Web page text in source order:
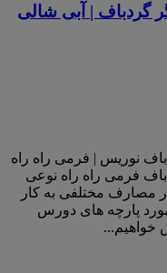
گردباف | آبی شالی
نوریس | فرمی راه راه
فرمی راه راه نوعی
مصارف مختلفی به کار
پارچه های دورس
خواهیم...